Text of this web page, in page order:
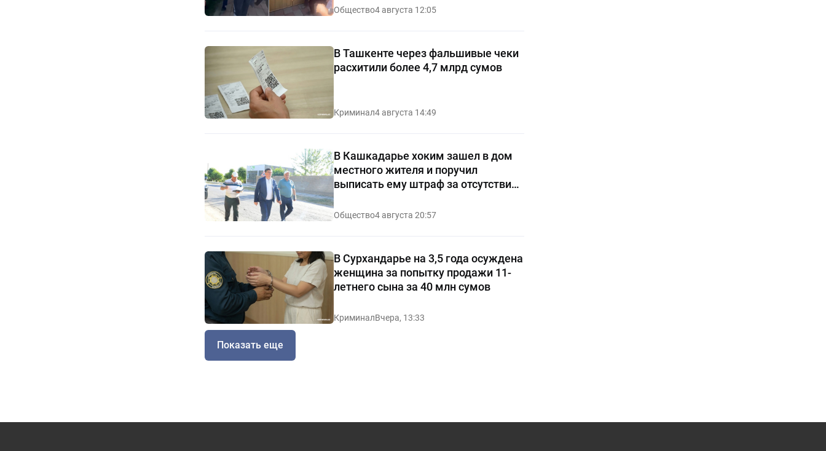
Общество4 августа 12:05
В Ташкенте через фальшивые чеки
расхитили более 4,7 млрд сумов
Криминал4 августа 14:49
В Кашкадарье хоким зашел в дом
местного жителя и поручил
выписать ему штраф за отсутствие
чистоты — видео
Общество4 августа 20:57
В Сурхандарье на 3,5 года осуждена
женщина за попытку продажи 11-
летнего сына за 40 млн сумов
КриминалВчера, 13:33
Показать еще